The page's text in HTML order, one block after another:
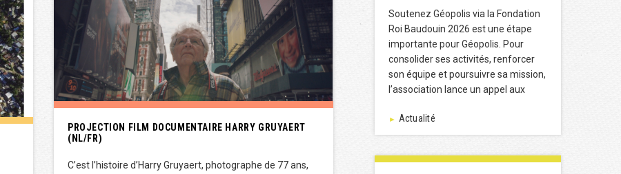
PROJECTION FILM DOCUMENTAIRE HARRY GRUYAERT
(NL/FR)
C’est l’histoire d’Harry Gruyaert, photographe de 77 ans,
Soutenez Géopolis via la Fondation
Roi Baudouin 2026 est une étape
importante pour Géopolis. Pour
consolider ses activités, renforcer
son équipe et poursuivre sa mission,
l’association lance un appel aux
► Actualité